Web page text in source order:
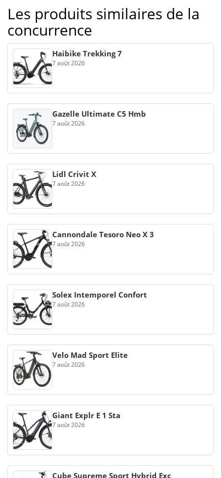
Les produits similaires de la
concurrence
Haibike Trekking 7
7 août 2026
Gazelle Ultimate C5 Hmb
7 août 2026
Lidl Crivit X
7 août 2026
Cannondale Tesoro Neo X 3
7 août 2026
Solex Intemporel Confort
7 août 2026
Velo Mad Sport Elite
7 août 2026
Giant Explr E 1 Sta
7 août 2026
Cube Supreme Sport Hybrid Exc